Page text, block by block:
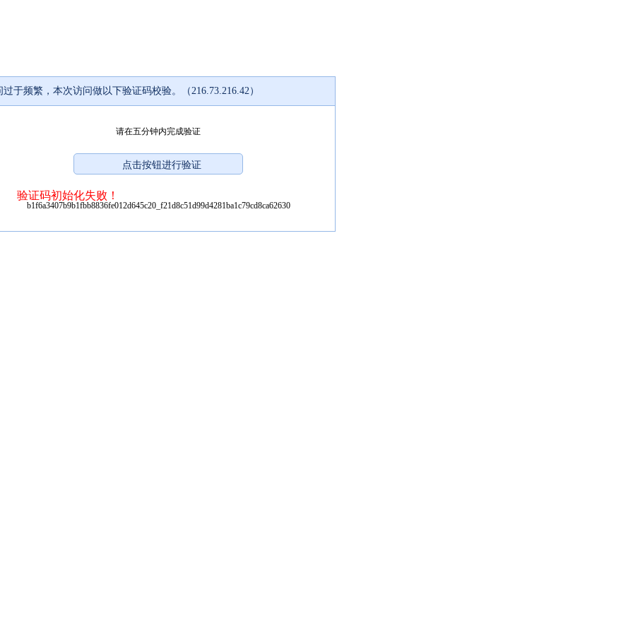
过于频繁，本次访问做以下验证码校验。（216.73.216.42）
请在五分钟内完成验证
验证码初始化失败！
b1f6a3407b9b1fbb8836fe012d645c20_f21d8c51d99d4281ba1c79cd8ca62630